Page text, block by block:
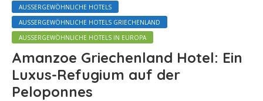
AUSSERGEWÖHNLICHE HOTELS
AUSSERGEWÖHNLICHE HOTELS GRIECHENLAND
AUSSERGEWÖHNLICHE HOTELS IN EUROPA
Amanzoe Griechenland Hotel: Ein
Luxus-Refugium auf der
Peloponnes